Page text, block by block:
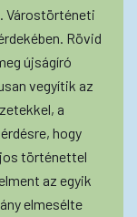
Várostörténeti
Rövid
újságíró
vegyítik az
a
hogy
történettel
az egyik
elmesélte